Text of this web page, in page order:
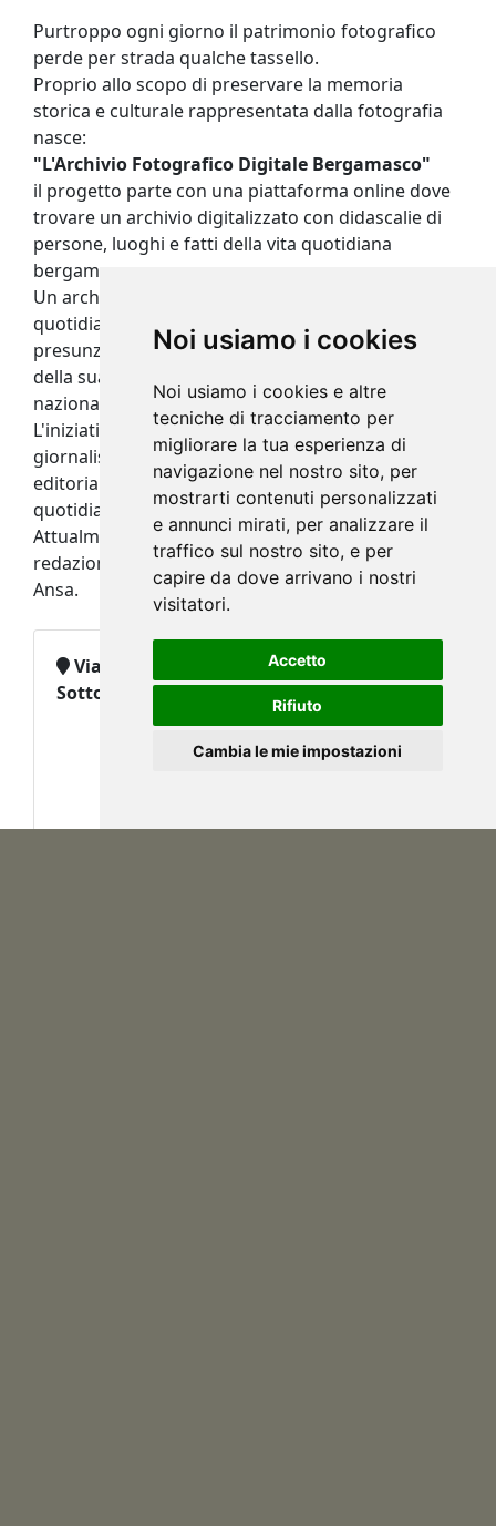
Noi usiamo i cookies
Noi usiamo i cookies e altre
tecniche di tracciamento per
migliorare la tua esperienza di
navigazione nel nostro sito, per
mostrarti contenuti personalizzati
e annunci mirati, per analizzare il
traffico sul nostro sito, e per
capire da dove arrivano i nostri
visitatori.
Accetto
Rifiuto
Cambia le mie impostazioni
Purtroppo ogni giorno il patrimonio fotografico
perde per strada qualche tassello.
Proprio allo scopo di preservare la memoria
storica e culturale rappresentata dalla fotografia
nasce:
"L'Archivio Fotografico Digitale Bergamasco"
il progetto parte con una piattaforma online dove
trovare un archivio digitalizzato con didascalie di
persone, luoghi e fatti della vita quotidiana
bergamasca.
Un archivio fatto di immagini che viene
quotidianamente aggiornato che ha la
presunzione che un giorno sia la storia della città e
della sua provincia, utile alle testate giornalistiche
nazionali e locali.
L'iniziativa parte da Tiziano Manzoni foto-
giornalista che dal 1988 si occupa di fotografia
editoriale e dai primi anni 90 al servizio del
quotidiano locale "Bergamo Oggi"
Attualmente fotografa per Corriere Della Sera
redazione Bergamasca, e collabora con l'agenzia
Ansa.
Via V.Veneto, 94 - 24040 Bonate
Sotto (Bergamo)